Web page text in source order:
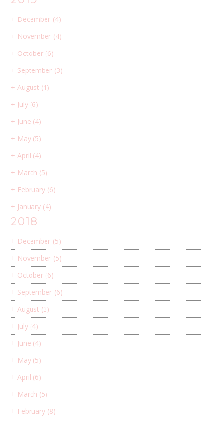
+ December (4)
+ November (4)
+ October (6)
+ September (3)
+ August (1)
+ July (6)
+ June (4)
+ May (5)
+ April (4)
+ March (5)
+ February (6)
+ January (4)
2018
+ December (5)
+ November (5)
+ October (6)
+ September (6)
+ August (3)
+ July (4)
+ June (4)
+ May (5)
+ April (6)
+ March (5)
+ February (8)